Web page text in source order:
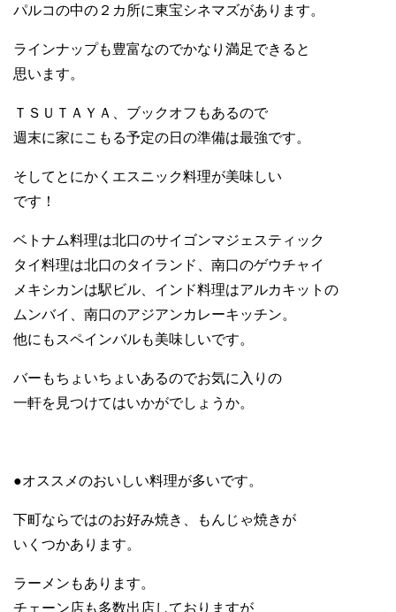
パルコの中の２カ所に東宝シネマズがあります。
ラインナップも豊富なのでかなり満足できると
思います。
ＴＳＵＴＡＹＡ、ブックオフもあるので
週末に家にこもる予定の日の準備は最強です。
そしてとにかくエスニック料理が美味しい
です！
ベトナム料理は北口のサイゴンマジェスティック
タイ料理は北口のタイランド、南口のゲウチャイ
メキシカンは駅ビル、インド料理はアルカキットの
ムンバイ、南口のアジアンカレーキッチン。
他にもスペインバルも美味しいです。
バーもちょいちょいあるのでお気に入りの
一軒を見つけてはいかがでしょうか。
●オススメのおいしい料理が多いです。
下町ならではのお好み焼き、もんじゃ焼きが
いくつかあります。
ラーメンもあります。
チェーン店も多数出店しておりますが